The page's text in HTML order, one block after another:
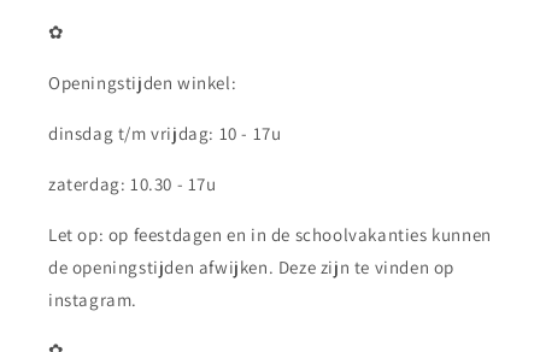
✿
Openingstijden winkel:
dinsdag t/m vrijdag: 10 - 17u
zaterdag: 10.30 - 17u
Let op: op feestdagen en in de schoolvakanties kunnen
de openingstijden afwijken. Deze zijn te vinden op
instagram.